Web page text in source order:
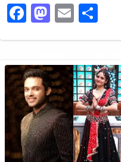
Facebook
Mastodon
Email